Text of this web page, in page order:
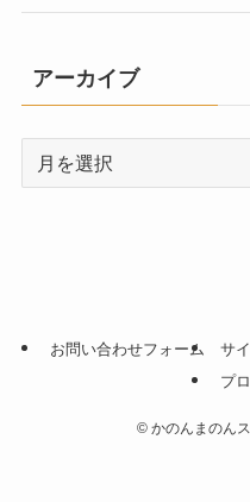
アーカイブ
お問い合わせフォーム サ
プ
©かのんまのん